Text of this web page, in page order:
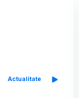
Actualitate